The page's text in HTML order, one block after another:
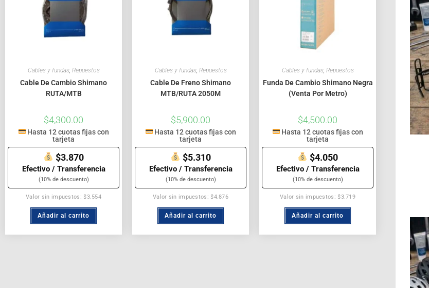
Cables y fundas, Repuestos
Cable De Cambio Shimano
RUTA/MTB
$4,300.00
Hasta 12 cuotas fijas con
tarjeta
$3.870
Efectivo / Transferencia
(10% de descuento)
Valor sin impuestos: $3.554
Añadir al carrito
Cables y fundas, Repuestos
Cable De Freno Shimano
MTB/RUTA 2050M
$5,900.00
Hasta 12 cuotas fijas con
tarjeta
$5.310
Efectivo / Transferencia
(10% de descuento)
Valor sin impuestos: $4.876
Añadir al carrito
Cables y fundas, Repuestos
Funda De Cambio Shimano Negra
(Venta Por Metro)
$4,500.00
Hasta 12 cuotas fijas con
tarjeta
$4.050
Efectivo / Transferencia
(10% de descuento)
Valor sin impuestos: $3.719
Añadir al carrito